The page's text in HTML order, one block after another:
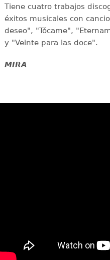
Tiene cuatro trabajos
éxitos musicales con
deseo", "Tócame",
y "Veinte para las doce".
MIRA